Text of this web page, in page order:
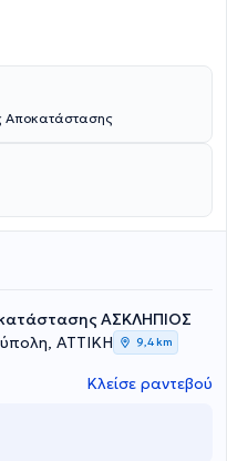
Αποκατάστασης
ΑΣΚΛΗΠΙΟΣ
ΑΤΤΙΚΗ
9,4 km
Κλείσε ραντεβού